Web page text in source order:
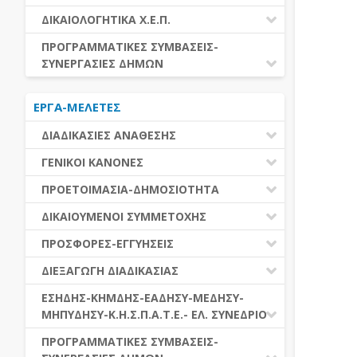
ΕΚΤΕΛΕΣΗ ΥΠΗΡΕΣΙΩΝ
ΕΚΤΕΛΕΣΗ ΠΡΟΜΗΘΕΙΩΝ
ΕΑΑΔΗΣΥ
ΕΑΔΗΣΥ
ΕΛ.ΣΥΝΕΔΡΙΟ
ΕΣΗΔΗΣ
ΔΙΚΑΙΟΛΟΓΗΤΙΚΑ Χ.Ε.Π.
ΔΙΚΑΙΟΛΟΓΗΤΙΚΑ Χ.Ε.Π.
ΠΡΟΓΡΑΜΜΑΤΙΚΕΣ ΣΥΜΒΑΣΕΙΣ-
ΣΥΝΕΡΓΑΣΙΕΣ ΔΗΜΩΝ
ΔΙΕΘΝΕΣ ΚΑΙ ΕΥΡΩΠΑΙΚΟ ΕΠΙΠΕΔΟ
ΠΡΟΓΡΑΜΜΑΤΙΚΕΣ ΣΥΜΒΑΣΕΙΣ
ΕΡΓΑ-ΜΕΛΕΤΕΣ
ΔΙΑΔΙΚΑΣΙΕΣ ΑΝΑΘΕΣΗΣ
ΔΙΑΔΙΚΑΣΙΕΣ ΑΝΑΘΕΣΗΣ
ΣΥΓΚΕΝΤΡΩΤΙΚΕΣ ΔΙΑΔΙΚΑΣΙΕΣ
ΑΝΑΘΕΣΗΣ
ΠΙΝΑΚΕΣ ΔΗΜΟΣΝΕΤ
ΓΕΝΙΚΟΙ ΚΑΝΟΝΕΣ
ΠΕΔΙΟ ΕΦΑΡΜΟΓΗΣ-ΕΝΑΡΞΗ ΙΣΧΥΟΣ
ΗΛΕΚΤΡΟΝΙΚΑ ΜΕΣΑ
ΓΕΝΙΚΕΣ ΑΡΧΕΣ ΚΑΙ ΚΑΝΟΝΕΣ
ΑΞΙΑ ΣΥΜΒΑΣΗΣ
ΕΙΔΗ ΣΥΜΒΑΣΕΩΝ
ΔΙΑΦΟΡΑ
ΠΡΟΕΤΟΙΜΑΣΙΑ-ΔΗΜΟΣΙΟΤΗΤΑ
ΓΝΩΜΟΔΟΤΙΚΑ ΟΡΓΑΝΑ-ΕΠΙΤΡΟΠΕΣ
ΠΡΟΕΤΟΙΜΑΣΙΑ
ΕΓΓΡΑΦΑ ΤΗΣ ΣΥΜΒΑΣΗΣ
ΔΗΜΟΣΙΕΥΣΕΙΣ
ΕΝΑΡΞΗ-ΠΡΟΘΕΣΜΙΕΣ
ΔΙΚΑΙΟΥΜΕΝΟΙ ΣΥΜΜΕΤΟΧΗΣ
ΔΙΚΑΙΟΥΜΕΝΟΙ ΣΥΜΜΕΤΟΧΗΣ
ΚΡΙΤΗΡΙΑ ΕΠΙΛΟΓΗΣ
ΛΟΓΟΙ ΑΠΟΚΛΕΙΣΜΟΥ
ΔΙΚΑΙΟΛΟΓΗΤΙΚΑ ΛΟΓΩΝ
ΑΠΟΚΛΕΙΣΜΟΥ & ΚΡΙΤΗΡΙΩΝ
ΕΠΙΛΟΓΗΣ
ΕΕΕΣ
ΠΡΟΣΦΟΡΕΣ-ΕΓΓΥΗΣΕΙΣ
ΕΓΓΥΗΣΕΙΣ
ΠΡΟΣΦΟΡΕΣ
ΔΙΕΞΑΓΩΓΗ ΔΙΑΔΙΚΑΣΙΑΣ
ΑΞΙΟΛΟΓΗΣΗ ΚΑΙ ΑΝΑΘΕΣΗ
ΑΠΟΤΕΛΕΣΜΑ ΔΙΑΔΙΚΑΣΙΑΣ
ΠΡΟΣΦΥΓΕΣ-ΕΝΣΤΑΣΕΙΣ
ΕΣΗΔΗΣ-ΚΗΜΔΗΣ-ΕΑΔΗΣΥ-ΜΕΔΗΣΥ-
ΜΗΠΥΔΗΣΥ-Κ.Η.Σ.Π.Α.Τ.Ε.- ΕΛ. ΣΥΝΕΔΡΙΟ
ΕΑΑΔΗΣΥ
ΠΡΟΓΡΑΜΜΑΤΙΚΕΣ ΣΥΜΒΑΣΕΙΣ-